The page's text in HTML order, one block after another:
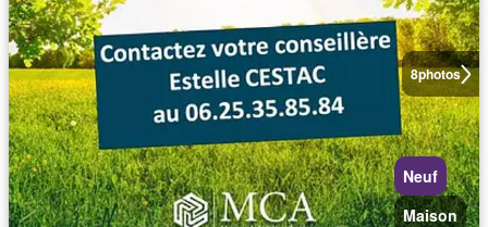
8photos
Neuf
Maison